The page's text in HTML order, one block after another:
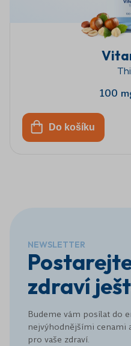
100
Do košíku
NEWSLETTER
zdraví
Budeme vám posílat do
nejvýhodnějšími cenami
pro vaše zdraví.